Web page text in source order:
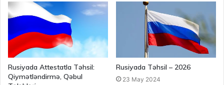
Rusiyada Attestatla Təhsil:
Qiymətləndirmə, Qəbul
Rusiyada Təhsil – 2026
23 May 2024